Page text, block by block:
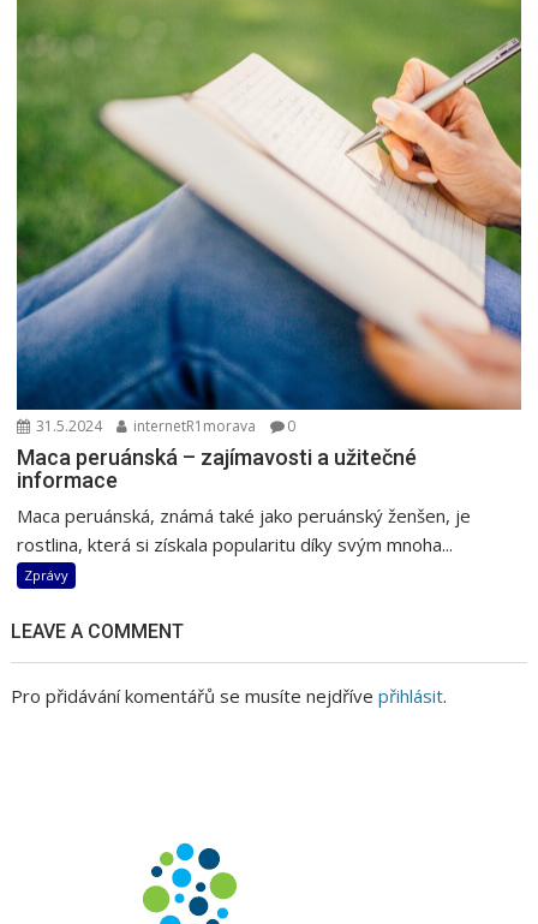
31.5.2024 internetR1morava 0
Maca peruánská – zajímavosti a užitečné
informace
Maca peruánská, známá také jako peruánský ženšen, je
rostlina, která si získala popularitu díky svým mnoha...
Zprávy
LEAVE A COMMENT
Pro přidávání komentářů se musíte nejdřívepřihlásit.